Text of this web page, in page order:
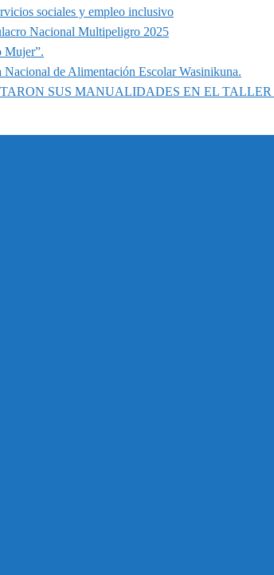
sociales y empleo inclusivo
Nacional Multipeligro 2025
Mujer”.
de Alimentación Escolar Wasinikuna.
SUS MANUALIDADES EN EL